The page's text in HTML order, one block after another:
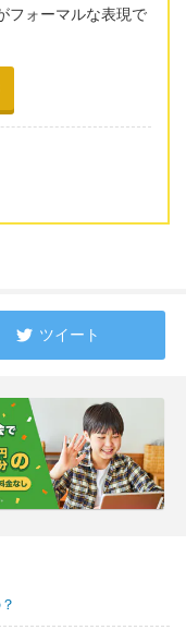
フォーマルな表現で
ツイート